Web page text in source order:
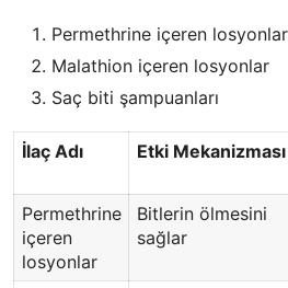
Permethrine içeren losyonlar
Malathion içeren losyonlar
Saç biti şampuanları
İlaç Adı Etki Mekanizması
Permethrine
içeren
losyonlar
Bitlerin ölmesini
sağlar